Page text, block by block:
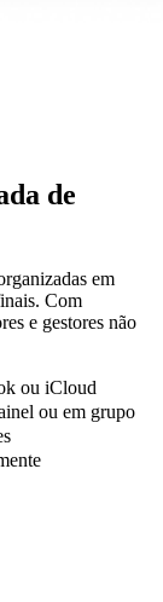
de
em
Com
e gestores não
ou iCloud
ou em grupo